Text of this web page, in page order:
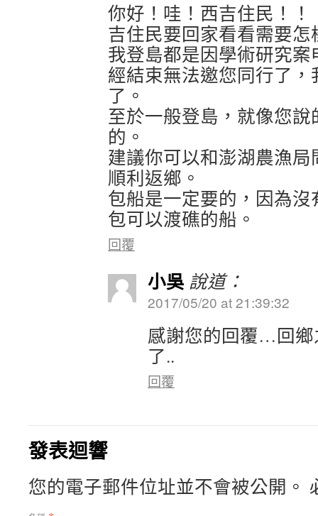
你好！哇！西吉住民！
吉住民要回家看看需要
我登島都是因學術研究
經結束無法邀您同行了
了。
至於一般登島，就像您
的。
建議你可以和澎湖農漁
順利返鄉。
包船是一定要的，因為
包可以渡礁的船。
回覆
小吳 說道：
2017/05/20 at 21:39:32
感謝您的回覆…回
了..
回覆
發表迴響
您的電子郵件位址並不會被公開。